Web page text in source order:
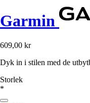
Garmin
609,00 kr
Dyk in i stilen med de
Storlek
*